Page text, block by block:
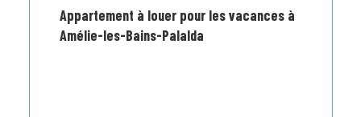
Appartement à louer pour les vacances à
Amélie-les-Bains-Palalda